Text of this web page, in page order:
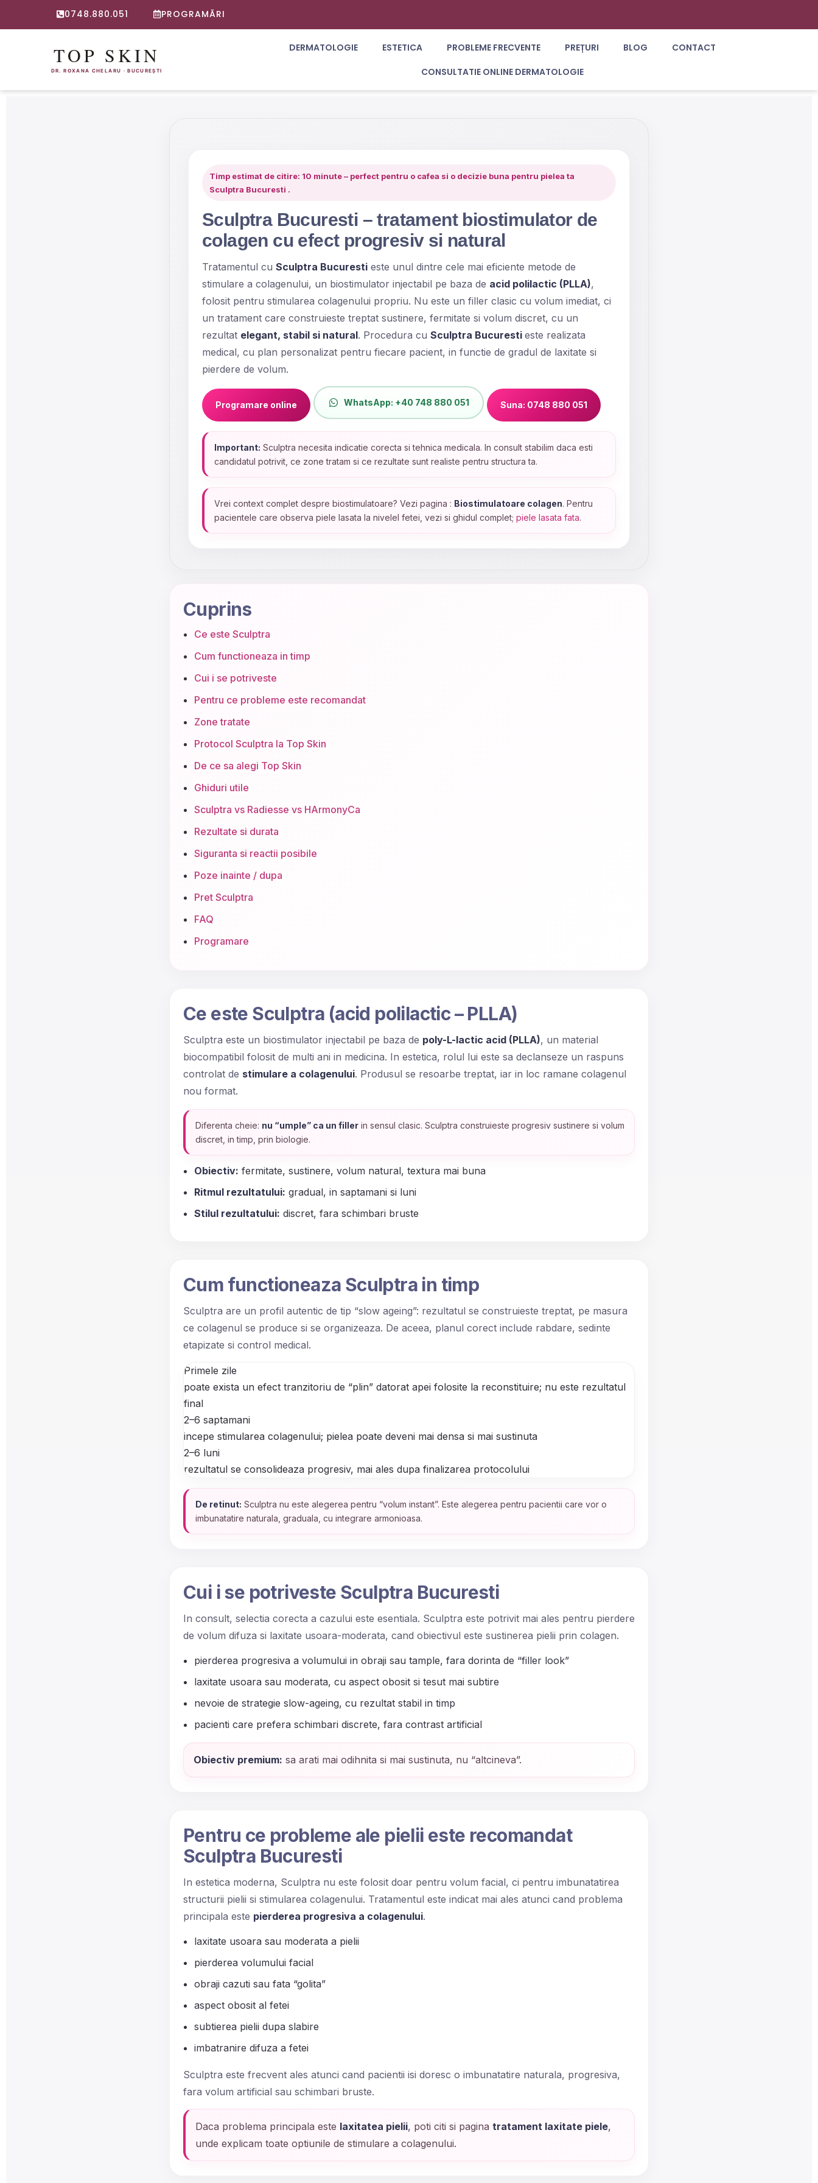
0748.880.051 PROGRAMĂRI
DERMATOLOGIE ESTETICA PROBLEME FRECVENTE PREȚURI BLOG
CONTACT
CONSULTATIE ONLINE DERMATOLOGIE
Timp estimat de citire: 10 minute – perfect pentru o cafea si o decizie buna pentru pielea ta
Sculptra Bucuresti .
Sculptra Bucuresti – tratament biostimulator de
colagen cu efect progresiv si natural
Tratamentul cu Sculptra Bucuresti este unul dintre cele mai eficiente metode de
stimulare a colagenului, un biostimulator injectabil pe baza de acid polilactic (PLLA),
folosit pentru stimularea colagenului propriu. Nu este un filler clasic cu volum imediat, ci
un tratament care construieste treptat sustinere, fermitate si volum discret, cu un
rezultat elegant, stabil si natural. Procedura cu Sculptra Bucuresti este realizata
medical, cu plan personalizat pentru fiecare pacient, in functie de gradul de laxitate si
pierdere de volum.
Programare online WhatsApp: +40 748 880 051 Suna: 0748 880 051
Important: Sculptra necesita indicatie corecta si tehnica medicala. In consult stabilim daca esti
candidatul potrivit, ce zone tratam si ce rezultate sunt realiste pentru structura ta.
Vrei context complet despre biostimulatoare? Vezi pagina : Biostimulatoare colagen. Pentru
pacientele care observa piele lasata la nivelel fetei, vezi si ghidul complet; piele lasata fata.
Cuprins
Ce este Sculptra
Cum functioneaza in timp
Cui i se potriveste
Pentru ce probleme este recomandat
Zone tratate
Protocol Sculptra la Top Skin
De ce sa alegi Top Skin
Ghiduri utile
Sculptra vs Radiesse vs HArmonyCa
Rezultate si durata
Siguranta si reactii posibile
Poze inainte / dupa
Pret Sculptra
FAQ
Programare
Ce este Sculptra (acid polilactic – PLLA)
Sculptra este un biostimulator injectabil pe baza de poly-L-lactic acid (PLLA), un material
biocompatibil folosit de multi ani in medicina. In estetica, rolul lui este sa declanseze un raspuns
controlat de stimulare a colagenului. Produsul se resoarbe treptat, iar in loc ramane colagenul
nou format.
Diferenta cheie: nu “umple” ca un filler in sensul clasic. Sculptra construieste progresiv sustinere si volum
discret, in timp, prin biologie.
Obiectiv: fermitate, sustinere, volum natural, textura mai buna
Ritmul rezultatului: gradual, in saptamani si luni
Stilul rezultatului: discret, fara schimbari bruste
Cum functioneaza Sculptra in timp
Sculptra are un profil autentic de tip “slow ageing”: rezultatul se construieste treptat, pe masura
ce colagenul se produce si se organizeaza. De aceea, planul corect include rabdare, sedinte
etapizate si control medical.
Primele zile
poate exista un efect tranzitoriu de “plin” datorat apei folosite la reconstituire; nu este rezultatul
final
2–6 saptamani
incepe stimularea colagenului; pielea poate deveni mai densa si mai sustinuta
2–6 luni
rezultatul se consolideaza progresiv, mai ales dupa finalizarea protocolului
De retinut: Sculptra nu este alegerea pentru “volum instant”. Este alegerea pentru pacientii care vor o
imbunatatire naturala, graduala, cu integrare armonioasa.
Cui i se potriveste Sculptra Bucuresti
In consult, selectia corecta a cazului este esentiala. Sculptra este potrivit mai ales pentru pierdere
de volum difuza si laxitate usoara-moderata, cand obiectivul este sustinerea pielii prin colagen.
pierderea progresiva a volumului in obraji sau tample, fara dorinta de “filler look”
laxitate usoara sau moderata, cu aspect obosit si tesut mai subtire
nevoie de strategie slow-ageing, cu rezultat stabil in timp
pacienti care prefera schimbari discrete, fara contrast artificial
Obiectiv premium: sa arati mai odihnita si mai sustinuta, nu “altcineva”.
Pentru ce probleme ale pielii este recomandat
Sculptra Bucuresti
In estetica moderna, Sculptra nu este folosit doar pentru volum facial, ci pentru imbunatatirea
structurii pielii si stimularea colagenului. Tratamentul este indicat mai ales atunci cand problema
principala este pierderea progresiva a colagenului.
laxitate usoara sau moderata a pielii
pierderea volumului facial
obraji cazuti sau fata “golita”
aspect obosit al fetei
subtierea pielii dupa slabire
imbatranire difuza a fetei
Sculptra este frecvent ales atunci cand pacientii isi doresc o imbunatatire naturala, progresiva,
fara volum artificial sau schimbari bruste.
Daca problema principala este laxitatea pielii, poti citi si pagina tratament laxitate piele,
unde explicam toate optiunile de stimulare a colagenului.